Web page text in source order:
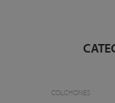
COLCHONES